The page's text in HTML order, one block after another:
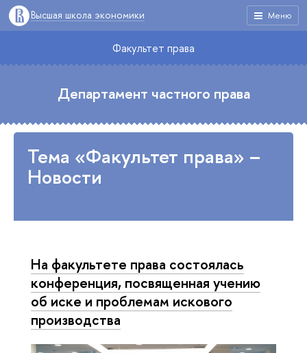
Меню
Высшая школа экономики
Факультет права
Департамент частного права
Тема «Факультет права» –
Новости
На факультете права состоялась
конференция, посвященная учению
об иске и проблемам искового
производства